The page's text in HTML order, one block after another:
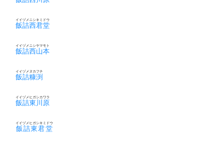
飯詰西君堂
イイヅメニシキミドウ
飯詰西山本
イイヅメニシヤマモト
飯詰糠渕
イイヅメヌカフチ
飯詰東川原
イイヅメヒガシカワラ
飯詰東君堂
イイヅメヒガシキミドウ